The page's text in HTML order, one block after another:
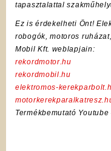
tapasztalattal
Ez is érdekelheti Önt!
robogók, motoros
Mobil Kft. weblapjain:
rekordmotor.hu
rekordmobil.hu
elektromos-
Termékbemutató